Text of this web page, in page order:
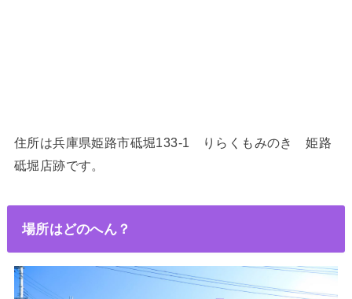
住所は兵庫県姫路市砥堀133-1 りらくもみのき
姫路
砥堀店跡です。
場所はどのへん？